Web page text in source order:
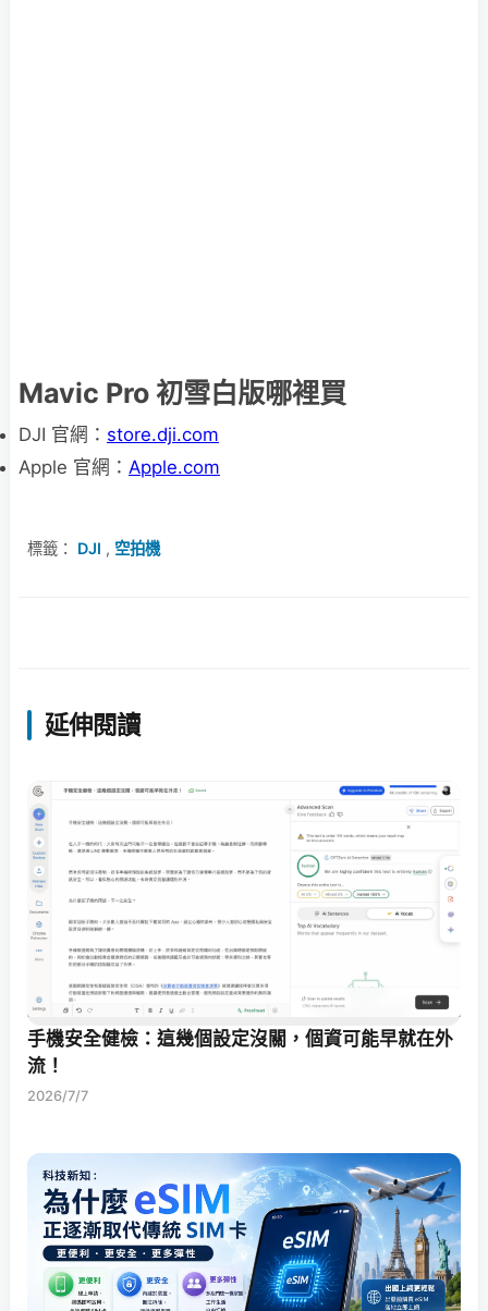
Mavic Pro 初雪白版哪裡買
DJI 官網： store.dji.com
Apple 官網： Apple.com
標籤： DJI , 空拍機
延伸閱讀
手機安全健檢：這幾個設定沒關，個資可能早就在外
流！
2026/7/7